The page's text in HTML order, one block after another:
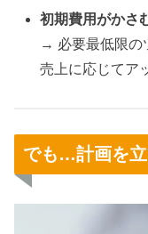
初期費用がかさ
→ 必要最低限の
売上に応じてア
でも…計画を立